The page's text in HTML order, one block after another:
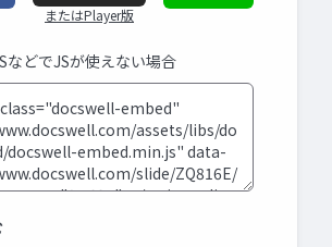
またはPlayer版
などでJSが使えない場合